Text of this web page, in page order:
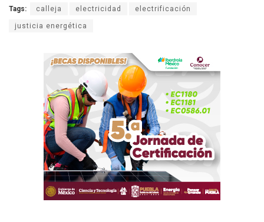
Tags: calleja electricidad electrificación
justicia energética